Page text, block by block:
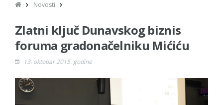
BESPOVRATNIH SREDSTAVA ZA
SUFINANSIRANjE KUPOVINE SEOSKE KUĆE SA
OKUĆNICOM NA TERITORIJI GRADA BIJELjINA
ZA 2026. GODINU
Obavještenje za preduzetnika - Nenad
Novosti
Zlatni ključ Dunavskog biznis
foruma gradonačelniku Mićiću
13. oktobar 2015. godine